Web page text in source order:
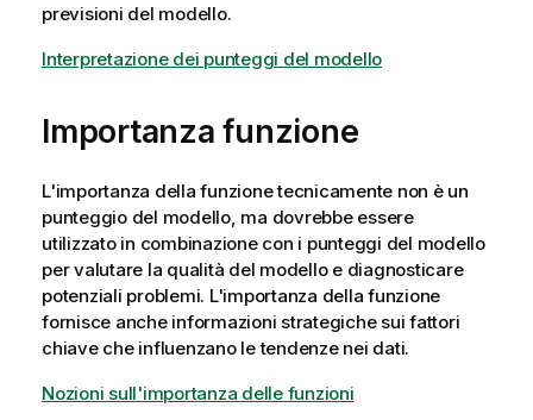
previsioni del modello.
Interpretazione dei punteggi del modello
Importanza funzione
L'importanza della funzione tecnicamente non è un
punteggio del modello, ma dovrebbe essere
utilizzato in combinazione con i punteggi del modello
per valutare la qualità del modello e diagnosticare
potenziali problemi. L'importanza della funzione
fornisce anche informazioni strategiche sui fattori
chiave che influenzano le tendenze nei dati.
Nozioni sull'importanza delle funzioni